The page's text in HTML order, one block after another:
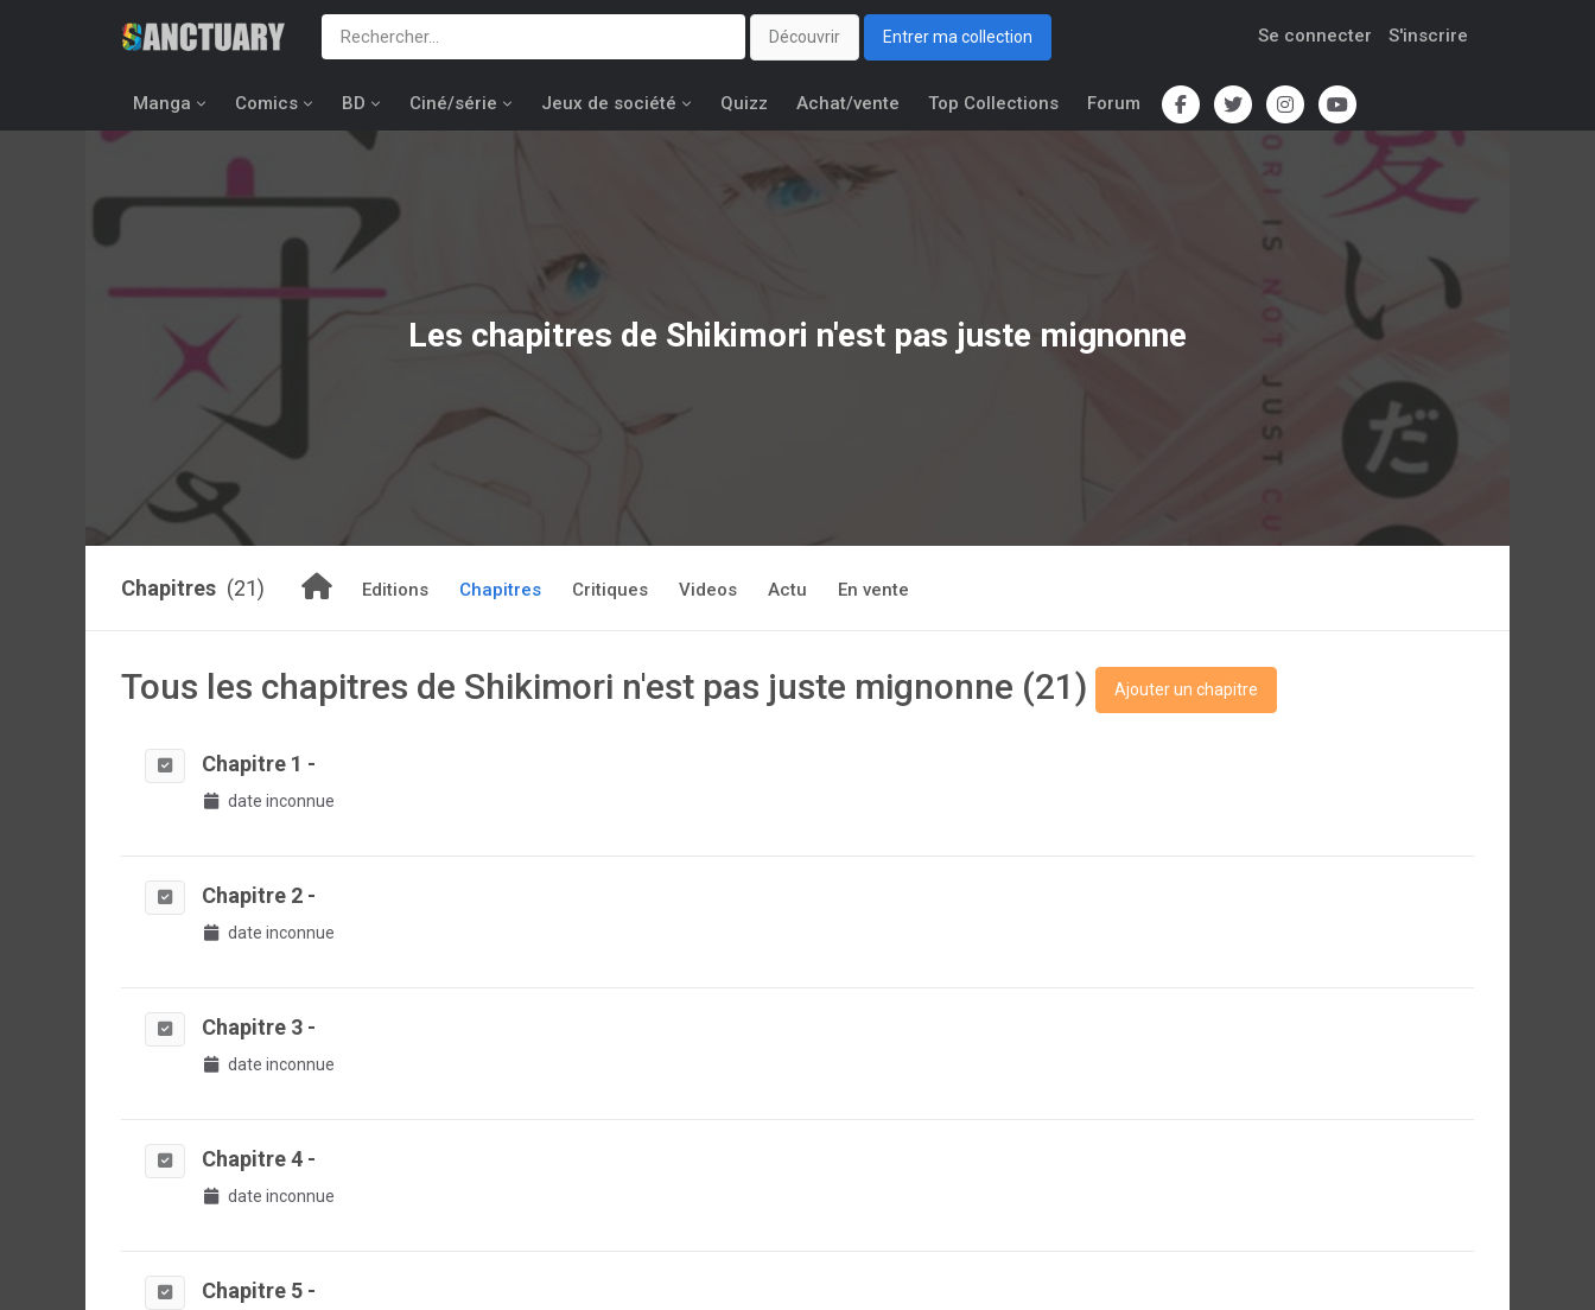
Découvrir Entrer ma collection Se connecter S'inscrire
Manga Comics BD Ciné/série Jeux de société Quizz Achat/vente Top Collections Forum
Les chapitres de Shikimori n'est pas juste mignonne
Chapitres (21) Editions Chapitres Critiques Videos Actu En vente
Tous les chapitres de Shikimori n'est pas juste mignonne (21) Ajouter un chapitre
Chapitre 1 -
date inconnue
Chapitre 2 -
date inconnue
Chapitre 3 -
date inconnue
Chapitre 4 -
date inconnue
Chapitre 5 -